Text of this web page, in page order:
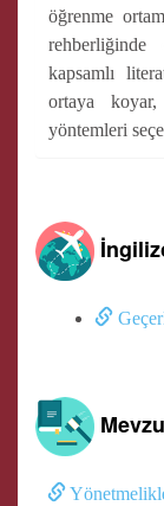
öğrenme
kapsamlı
ortaya koyar,
yöntemleri